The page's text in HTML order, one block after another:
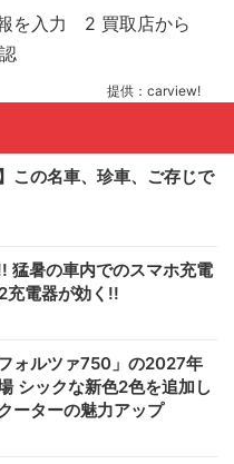
提供：carview!
この名車、珍車、ご存じで
猛暑の車内でのスマホ充電
充電器が効く!!
ォルツァ750」の2027年
シックな新色2色を追加し
ーターの魅力アップ